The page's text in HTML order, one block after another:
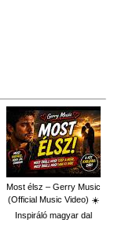
Most élsz – Gerry Music
(Official Music Video) ☀️
Inspiráló magyar dal